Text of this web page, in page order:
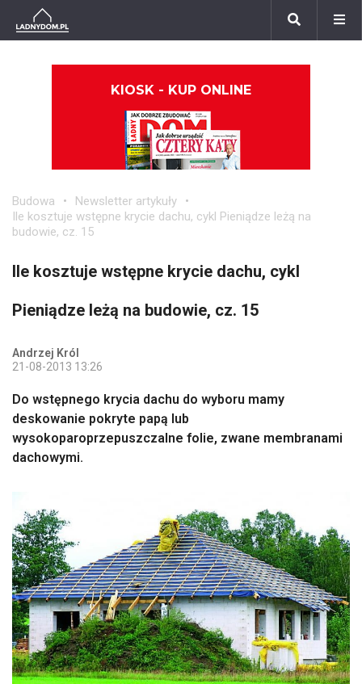
KIOSK - KUP ONLINE
Budowa
Newsletter artykuły
Ile kosztuje wstępne krycie dachu, cykl Pieniądze leżą na
budowie, cz. 15
Ile kosztuje wstępne krycie dachu, cykl
Pieniądze leżą na budowie, cz. 15
Andrzej Król
21-08-2013 13:26
Do wstępnego krycia dachu do wyboru mamy
deskowanie pokryte papą lub
wysokoparoprzepuszczalne folie, zwane membranami
dachowymi.